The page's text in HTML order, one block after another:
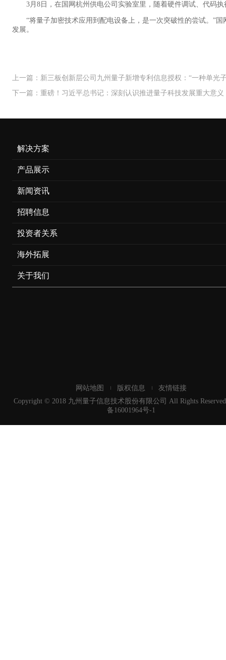
3月8日，在国网杭州供电公司实验室里，随着硬件调试、代码
“将量子加密技术应用到配电设备上，是一次突破性的尝试。”
发展。
上一篇：新三板创新层公司九州量子新增专利信息授权：“一种单光
下一篇：重磅！习近平总书记：深刻认识推进量子科技发展重大意
解决方案
产品展示
新闻资讯
招聘信息
投资者关系
海外拓展
关于我们
网站地图 版权信息
友情链接
Copyright © 2018 九州量子信息技术股份有限公司 All Rights
备16001964号-1